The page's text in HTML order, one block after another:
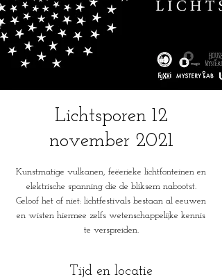
Lichtsporen 12
november 2021
Kunstmatige vulkanen, feëerieke lichtfonteinen en
elektrische spanning die de bliksem nabootst.
Geloof het of niet: lichtfestivals bestaan al eeuwen
en wisten hiermee zelfs wetenschappelijke kennis
te verspreiden.
Tijd en locatie